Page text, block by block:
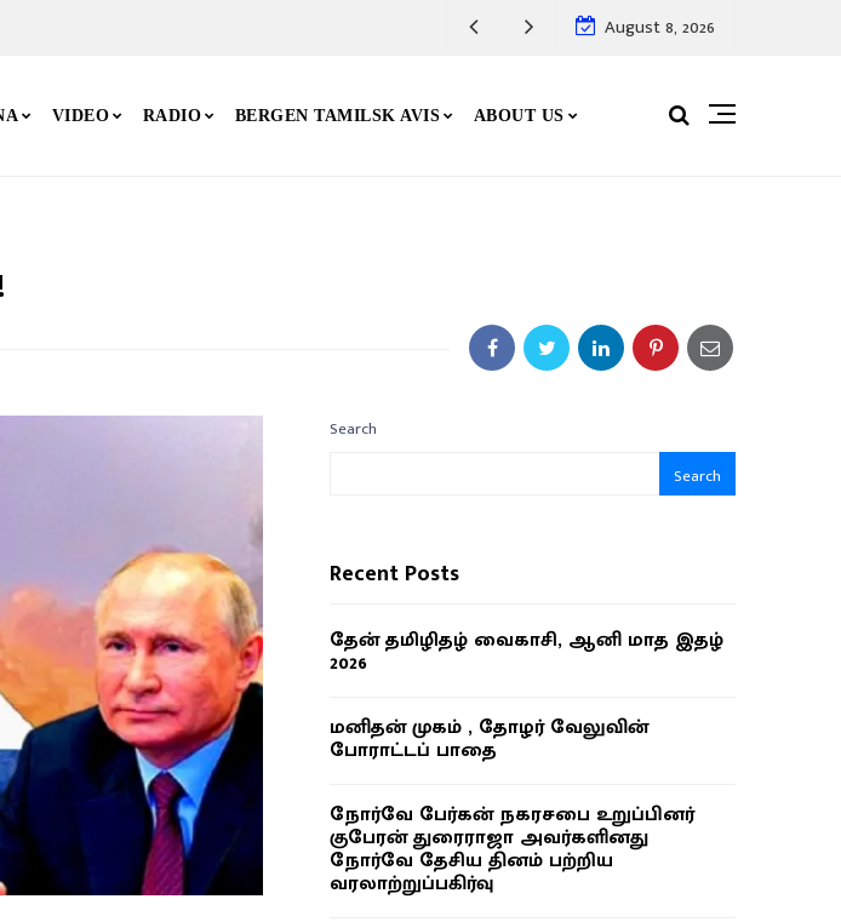
August 8, 2026
VIDEO RADIO BERGEN TAMILSK AVIS ABOUT US
Search
Search
Recent Posts
தேன் தமிழிதழ் வைகாசி, ஆனி மாத இதழ்
2026
மனிதன் முகம் , தோழர் வேலுவின்
போராட்டப் பாதை
நோர்வே பேர்கன் நகரசபை உறுப்பினர்
குபேரன் துரைராஜா அவர்களினது
நோர்வே தேசிய தினம் பற்றிய
வரலாற்றுப்பகிர்வு